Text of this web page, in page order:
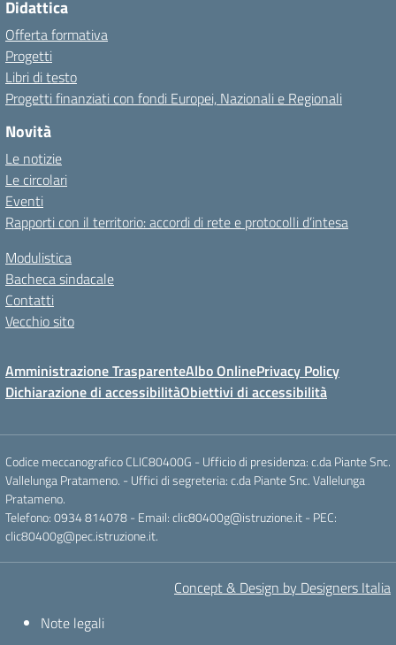
Didattica
Offerta formativa
Progetti
Libri di testo
Progetti finanziati con fondi Europei, Nazionali e Regionali
Novità
Le notizie
Le circolari
Eventi
Rapporti con il territorio: accordi di rete e protocolli d’intesa
Modulistica
Bacheca sindacale
Contatti
Vecchio sito
Amministrazione TrasparenteAlbo OnlinePrivacy Policy
Dichiarazione di accessibilitàObiettivi di accessibilità
Codice meccanografico CLIC80400G - Ufficio di presidenza: c.da Piante Snc.
Vallelunga Pratameno. - Uffici di segreteria: c.da Piante Snc. Vallelunga
Pratameno.
Telefono: 0934 814078 - Email: clic80400g@istruzione.it - PEC:
clic80400g@pec.istruzione.it.
Concept & Design by Designers Italia
Note legali